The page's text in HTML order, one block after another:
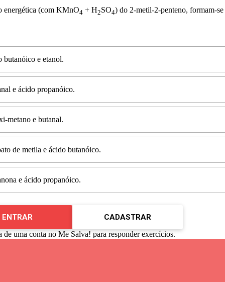
energética (com KMnO4 + H2SO4) do 2-metil-2-penteno, formam-se
butanóico e etanol.
e ácido propanóico.
metano e butanal.
de metila e ácido butanóico.
e ácido propanóico.
ENTRAR CADASTRAR
de uma conta no Me Salva! para responder exercícios.